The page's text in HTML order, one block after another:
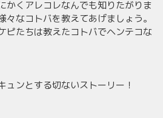
かくアレコレなんでも知りたがりま
々なコトバを教えてあげましょう。
ピたちは教えたコトバでヘンテコな
ンとする切ないストーリー！